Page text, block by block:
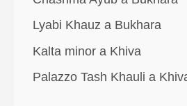
Lyabi Khauz a Bukhara
Kalta minor a Khiva
Palazzo Tash Khauli a